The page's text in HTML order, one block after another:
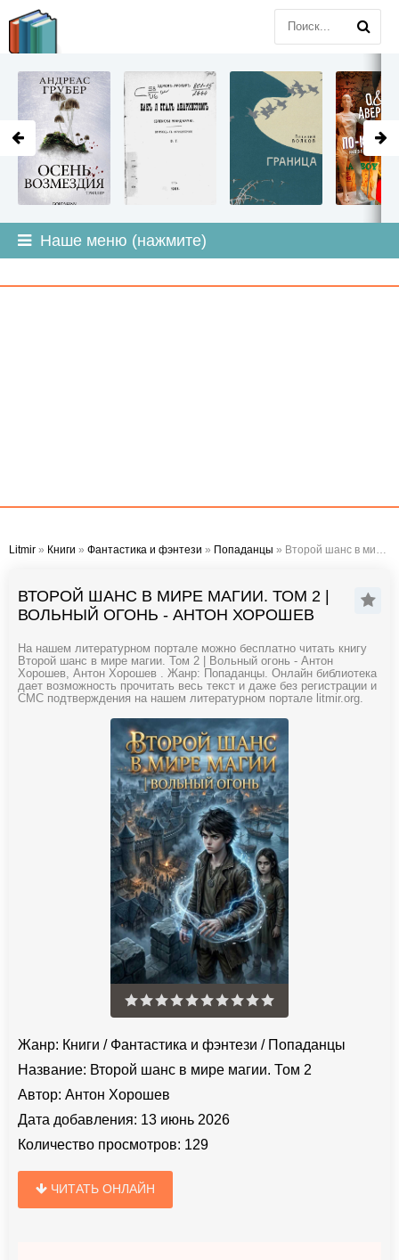
Наше меню (нажмите)
Litmir » Книги » Фантастика и фэнтези » Попаданцы » Второй шанс в мире магии. Том 2 | Вольный огонь - Антон Хорошев
ВТОРОЙ ШАНС В МИРЕ МАГИИ. ТОМ 2 |
ВОЛЬНЫЙ ОГОНЬ - АНТОН ХОРОШЕВ
На нашем литературном портале можно бесплатно читать книгу
Второй шанс в мире магии. Том 2 | Вольный огонь - Антон
Хорошев, Антон Хорошев . Жанр: Попаданцы. Онлайн библиотека
дает возможность прочитать весь текст и даже без регистрации и
СМС подтверждения на нашем литературном портале litmir.org.
Жанр: Книги / Фантастика и фэнтези / Попаданцы
Название: Второй шанс в мире магии. Том 2
Автор: Антон Хорошев
Дата добавления: 13 июнь 2026
Количество просмотров: 129
ЧИТАТЬ ОНЛАЙН
LITMIR.ORG